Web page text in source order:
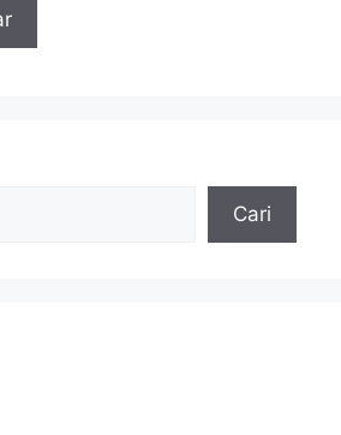
Cari